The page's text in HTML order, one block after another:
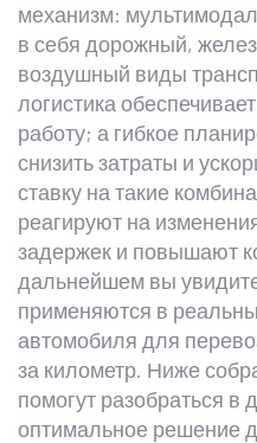
механизм:
в себя дорожный,
воздушный виды
логистика
работу; а гибкое
снизить затраты и
ставку на такие
реагируют на
задержек и повышают
дальнейшем вы
применяются в
автомобиля для
за километр. Ниже
помогут разобраться в
оптимальное решение